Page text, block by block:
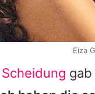
gab
Eiza